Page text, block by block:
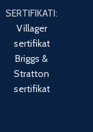
SERTIFIKATI:
Villager
sertifikat
Briggs &
Stratton
sertifikat